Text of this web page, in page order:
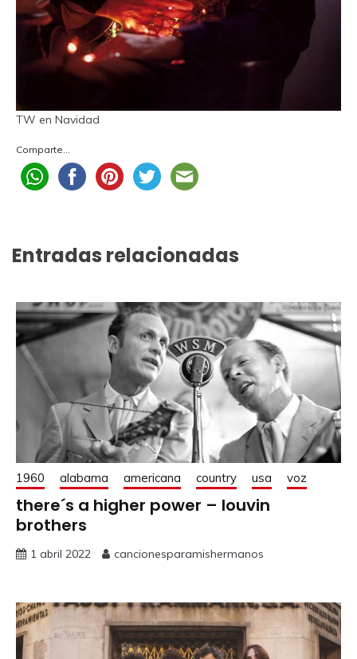
TW en Navidad
Comparte...
Entradas relacionadas
1960 alabama americana country usa voz
there´s a higher power – louvin
brothers
1 abril 2022 cancionesparamishermanos